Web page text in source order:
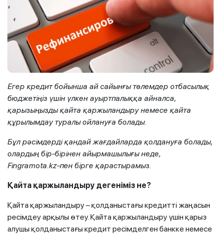
Егер кредит бойынша ай сайынғы төлемдер отбасылық
бюджетіңіз үшін үлкен ауыртпалыққа айналса,
қарызыңызды қайта қаржыландыру немесе қайта
құрылымдау туралы ойлануға болады.
Бұл рәсімдерді қандай жағдайларда қолдануға болады,
олардың бір-бірінен айырмашылығы неде,
Fingramota.kz-пен бірге қарастырамыз.
Қайта қаржыландыру дегеніміз не?
Қайта қаржыландыру – қолданыстағы кредитті жаңасын
ресімдеу арқылы өтеу. Қайта қаржыландыру үшін қарыз
алушы қолданыстағы кредит ресімделген банкке немесе